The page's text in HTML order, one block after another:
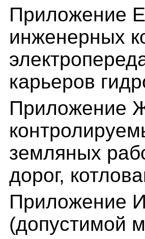
Приложение
инженерных
карьеров
Приложение
земляных
дорог,
Приложение И
(допустимой